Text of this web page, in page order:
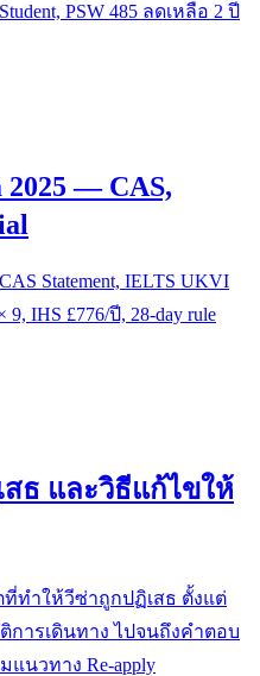
PSW 485 ลดเหลือ 2 ปี
2025 — CAS,
Statement, IELTS UKVI
9, IHS £776/ปี, 28-day rule
สธ และวิธีแก้ไขให้
ที่ทำให้วีซ่าถูกปฏิเสธ ตั้งแต่
การเดินทาง ไปจนถึงคำตอบ
นวทาง Re-apply